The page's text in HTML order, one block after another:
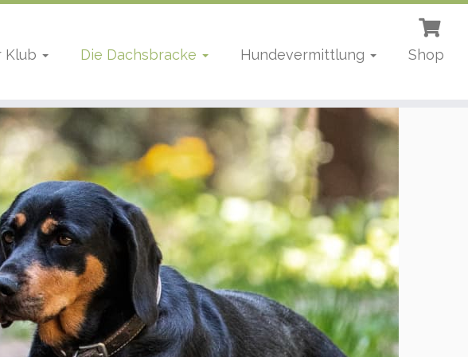
Klub Die Dachsbracke Hundevermittlung Shop